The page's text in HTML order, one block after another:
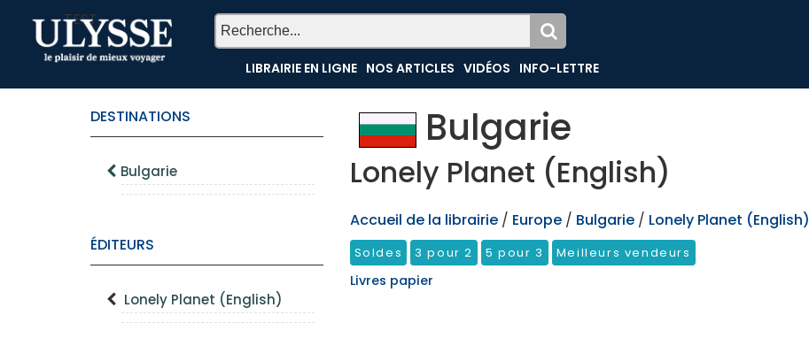
TEST
LIBRAIRIE EN LIGNE NOS ARTICLES VIDÉOS INFO-LETTRE
DESTINATIONS
Bulgarie
ÉDITEURS
Lonely Planet (English)
Bulgarie
Lonely Planet (English)
Accueil de la librairie / Europe / Bulgarie / Lonely Planet (English)
Soldes 3 pour 2 5 pour 3 Meilleurs vendeurs
Livres papier